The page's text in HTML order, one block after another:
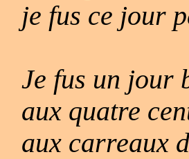
je fus ce jour
Je fus un jour
aux quatre
aux carreaux